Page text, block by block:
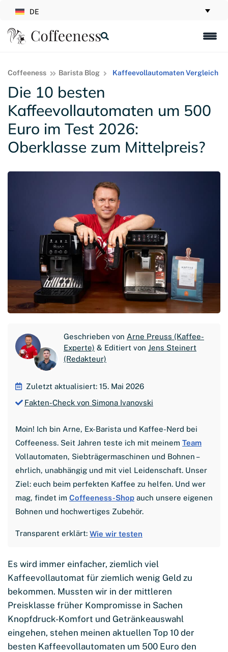
DE
Coffeeness Barista Blog Kaffeevollautomaten Vergleich
Die 10 besten
Kaffeevollautomaten um 500
Euro im Test 2026:
Oberklasse zum Mittelpreis?
Geschrieben von Arne Preuss (Kaffee-
Experte) & Editiert von Jens Steinert
(Redakteur)
Zuletzt aktualisiert: 15. Mai 2026
Fakten-Check von Simona Ivanovski
Moin! Ich bin Arne, Ex-Barista und Kaffee-Nerd bei
Coffeeness. Seit Jahren teste ich mit meinem Team
Vollautomaten, Siebträgermaschinen und Bohnen –
ehrlich, unabhängig und mit viel Leidenschaft. Unser
Ziel: euch beim perfekten Kaffee zu helfen. Und wer
mag, findet im Coffeeness-Shop auch unsere eigenen
Bohnen und hochwertiges Zubehör.
Transparent erklärt: Wie wir testen
Es wird immer einfacher, ziemlich viel
Kaffeevollautomat für ziemlich wenig Geld zu
bekommen. Mussten wir in der mittleren
Preisklasse früher Kompromisse in Sachen
Knopfdruck-Komfort und Getränkeauswahl
eingehen, stehen meinen aktuellen Top 10 der
besten Kaffeevollautomaten um 500 Euro den